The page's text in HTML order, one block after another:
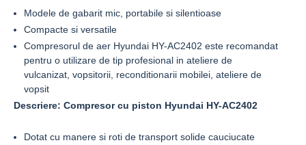
Modele de gabarit mic, portabile si silentioase
Compacte si versatile
Compresorul de aer Hyundai HY-AC2402 este recomandat
pentru o utilizare de tip profesional in ateliere de
vulcanizat, vopsitorii, reconditionarii mobilei, ateliere de
vopsit
Descriere: Compresor cu piston Hyundai HY-AC2402
Dotat cu manere si roti de transport solide cauciucate